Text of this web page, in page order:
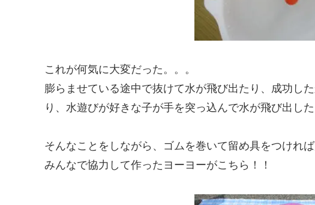
これが何気に大変だった。。。
膨らませている途中で抜けて水が飛び出たり、成功し
り、水遊びが好きな子が手を突っ込んで水が飛び出し
そんなことをしながら、ゴムを巻いて留め具をつければ
みんなで協力して作ったヨーヨーがこちら！！